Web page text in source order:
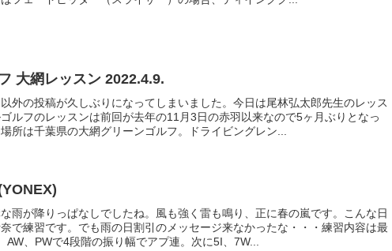
大網レッスン 2022.4.9.
外の投稿が久しぶりになってしまいました。今日は尾林弘太郎先生のレッス
ルフのレッスンは前回が去年の11月3日の赤羽以来なので5ヶ月ぶりとなっ
所は千葉県の大網グリーンゴルフ。ドライビングレン...
雨が降りっぱなしでしたね。風も強く雷も鳴り、正に春の嵐です。こんな日
で練習です。でも雨の日割引のメッセージ来なかったな・・・練習内容は最
AW、PWで4段階の振り幅でアプ連。次に5I、7W...